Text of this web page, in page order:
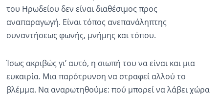
του Ηρωδείου δεν είναι διαθέσιμος προς
αναπαραγωγή. Είναι τόπος ανεπανάληπτης
συναντήσεως φωνής, μνήμης και τόπου.
Ίσως ακριβώς γι’ αυτό, η σιωπή του να είναι και μια
ευκαιρία. Μια παρότρυνση να στραφεί αλλού το
βλέμμα. Να αναρωτηθούμε: πού μπορεί να λάβει χώρα